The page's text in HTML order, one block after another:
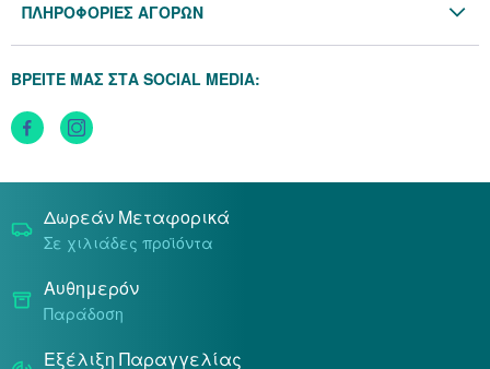
Προσωπικά Δεδομένα
ΠΛΗΡΟΦΟΡΙΕΣ ΑΓΟΡΩΝ
Τρόποι Αποστολής
Τρόποι Πληρωμής
ΒΡΕΙΤΕ ΜΑΣ ΣΤΑ SOCIAL MEDIA:
Δωρεάν Μεταφορικά
Σε χιλιάδες προϊόντα
Αυθημερόν
Παράδοση
Εξέλιξη Παραγγελίας